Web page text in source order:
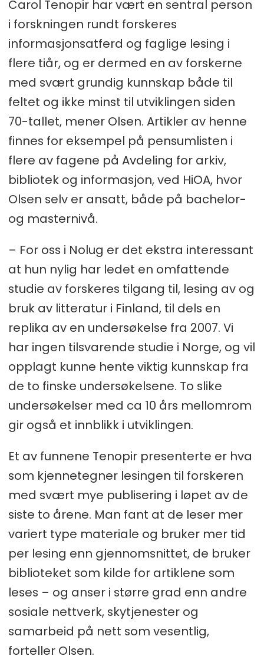
Carol Tenopir har vært en sentral person
i forskningen rundt forskeres
informasjonsatferd og faglige lesing i
flere tiår, og er dermed en av forskerne
med svært grundig kunnskap både til
feltet og ikke minst til utviklingen siden
70-tallet, mener Olsen. Artikler av henne
finnes for eksempel på pensumlisten i
flere av fagene på Avdeling for arkiv,
bibliotek og informasjon, ved HiOA, hvor
Olsen selv er ansatt, både på bachelor-
og masternivå.
– For oss i Nolug er det ekstra interessant
at hun nylig har ledet en omfattende
studie av forskeres tilgang til, lesing av og
bruk av litteratur i Finland, til dels en
replika av en undersøkelse fra 2007. Vi
har ingen tilsvarende studie i Norge, og vil
opplagt kunne hente viktig kunnskap fra
de to finske undersøkelsene. To slike
undersøkelser med ca 10 års mellomrom
gir også et innblikk i utviklingen.
Et av funnene Tenopir presenterte er hva
som kjennetegner lesingen til forskeren
med svært mye publisering i løpet av de
siste to årene. Man fant at de leser mer
variert type materiale og bruker mer tid
per lesing enn gjennomsnittet, de bruker
biblioteket som kilde for artiklene som
leses – og anser i større grad enn andre
sosiale nettverk, skytjenester og
samarbeid på nett som vesentlig,
forteller Olsen.